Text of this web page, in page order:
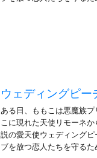
ウェディングピー
ある日、ももこは悪魔族
こに現れた天使リモーネ
説の愛天使ウェディング
ブを放つ恋人たちを守る